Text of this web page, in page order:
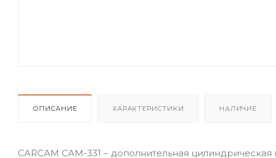
ОПИСАНИЕ ХАРАКТЕРИСТИКИ НАЛИЧИЕ
CARCAM CAM-331 – дополнительная